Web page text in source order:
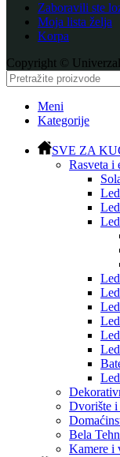
Zaboravili ste
Moja lista želja
Korpa
Copyright ©
Meni
Kategorije
SVE ZA
Rasveta i
Dvorište i
Bela
Kamere i